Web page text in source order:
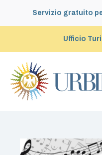
Servizio gratuito
Ufficio